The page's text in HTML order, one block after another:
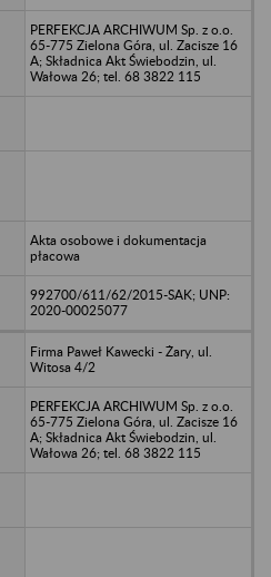
PERFEKCJA ARCHIWUM Sp. z o.o.
65-775 Zielona Góra, ul. Zacisze 16
A; Składnica Akt Świebodzin, ul.
Wałowa 26; tel. 68 3822 115
Akta osobowe i dokumentacja
płacowa
992700/611/62/2015-SAK; UNP:
2020-00025077
Firma Paweł Kawecki - Żary, ul.
Witosa 4/2
PERFEKCJA ARCHIWUM Sp. z o.o.
65-775 Zielona Góra, ul. Zacisze 16
A; Składnica Akt Świebodzin, ul.
Wałowa 26; tel. 68 3822 115